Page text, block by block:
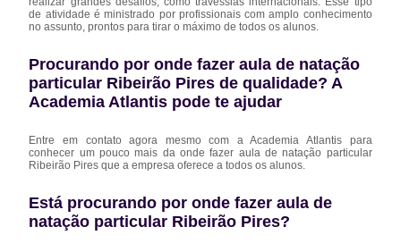
de atividade é ministrado por profissionais com amplo conhecimento
no assunto, prontos para tirar o máximo de todos os alunos.
Procurando por onde fazer aula de natação
particular Ribeirão Pires de qualidade? A
Academia Atlantis pode te ajudar
Entre em contato agora mesmo com a Academia Atlantis para
conhecer um pouco mais da onde fazer aula de natação particular
Ribeirão Pires que a empresa oferece a todos os alunos.
Está procurando por onde fazer aula de
natação particular Ribeirão Pires?